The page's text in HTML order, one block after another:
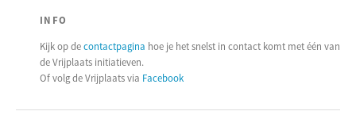
INFO
Kijk op decontactpagina hoe je het snelst in contact komt met één van
de Vrijplaats initiatieven.
Of volg de Vrijplaats via Facebook